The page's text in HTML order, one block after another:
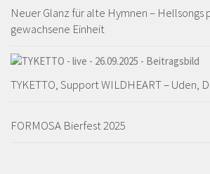
Neuer Glanz für alte Hymnen – Hellsongs
gewachsene Einheit
TYKETTO, Support WILDHEART – Uden,
FORMOSA Bierfest 2025